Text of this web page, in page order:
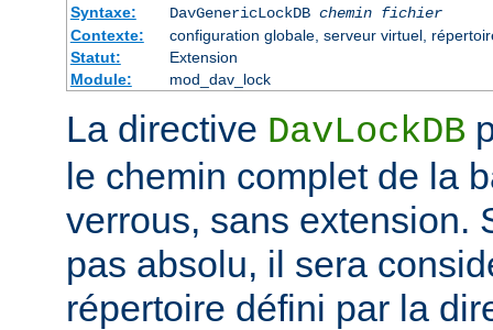
Syntaxe:
DavGenericLockDB chemin fichier
Contexte:
configuration globale, serveur virtuel,
Statut:
Extension
Module:
mod_dav_lock
La directive DavLockDB
le chemin complet de la
verrous, sans extension.
pas absolu, il sera
répertoire défini par la